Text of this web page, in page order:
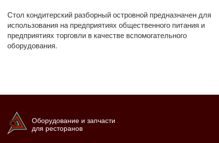
Стол кондитерский разборный островной предназначен для
использования на предприятиях общественного питания и
предприятиях торговли в качестве вспомогательного
оборудования.
Оборудование и запчасти
для ресторанов